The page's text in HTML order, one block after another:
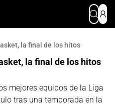
la final de los hitos
la final de los hitos
mejores equipos de la Liga
tras una temporada en la